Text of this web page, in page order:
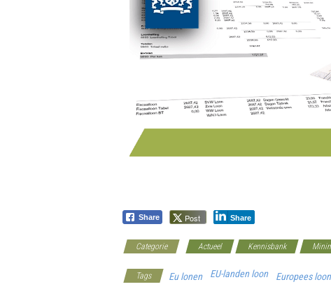
Share Post Share
Categorie Actueel Kennisbank
Tags Eu lonen EU-landen loon Europees loon